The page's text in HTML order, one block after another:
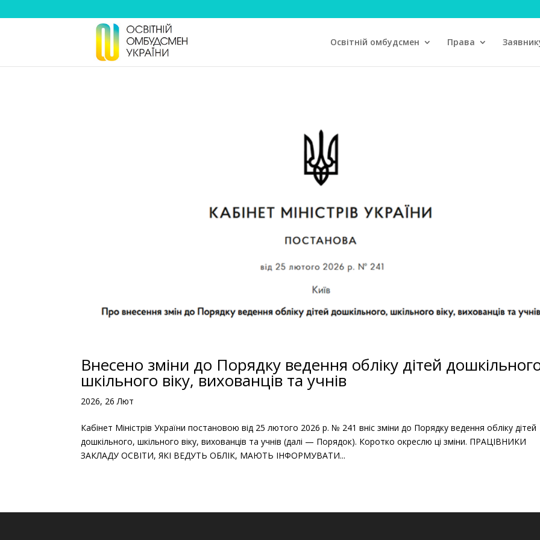
Освітній омбудсмен Права
Внесено зміни до Порядку ведення обліку дітей
шкільного віку, вихованців та учнів
2026, 26 Лют
Кабінет Міністрів України постановою від 25 лютого 2026 р. № 241 вніс зміни до Порядку ведення обліку дітей
дошкільного, шкільного віку, вихованців та учнів (далі — Порядок). Коротко окреслю ці зміни. ПРАЦІВНИКИ
ЗАКЛАДУ ОСВІТИ, ЯКІ ВЕДУТЬ ОБЛІК, МАЮТЬ ІНФОРМУВАТИ...